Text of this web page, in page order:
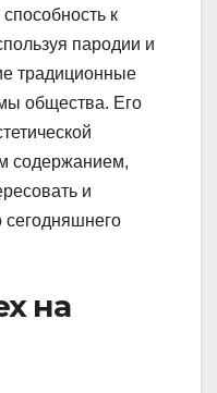
к
пародии и
традиционные
общества. Его
содержанием,
и
сегодняшнего
на